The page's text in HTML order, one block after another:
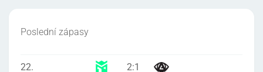
Poslední zápasy
22.
2:1